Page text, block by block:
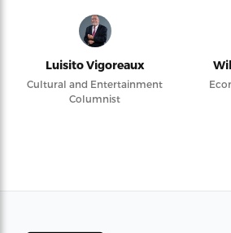
Luisito Vigoreaux
Cultural and Entertainment
Columnist